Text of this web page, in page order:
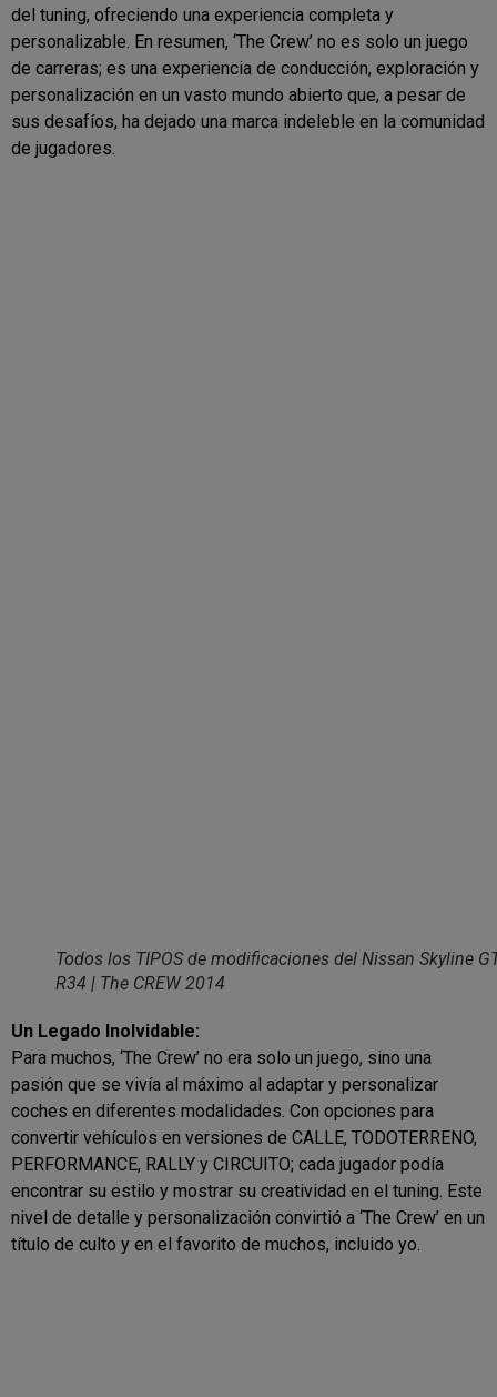
del tuning, ofreciendo una experiencia completa y
personalizable. En resumen, ‘The Crew’ no es solo un juego
de carreras; es una experiencia de conducción, exploración y
personalización en un vasto mundo abierto que, a pesar de
sus desafíos, ha dejado una marca indeleble en la comunidad
de jugadores.
Todos los TIPOS de modificaciones del Nissan Skyline
R34 | The CREW 2014
Un Legado Inolvidable:
Para muchos, ‘The Crew’ no era solo un juego, sino una
pasión que se vivía al máximo al adaptar y personalizar
coches en diferentes modalidades. Con opciones para
convertir vehículos en versiones de CALLE, TODOTERRENO,
PERFORMANCE, RALLY y CIRCUITO; cada jugador podía
encontrar su estilo y mostrar su creatividad en el tuning. Este
nivel de detalle y personalización convirtió a ‘The Crew’ en un
título de culto y en el favorito de muchos, incluido yo.